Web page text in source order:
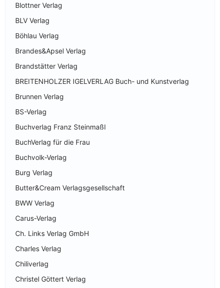
Blottner Verlag
BLV Verlag
Böhlau Verlag
Brandes&Apsel Verlag
Brandstätter Verlag
BREITENHOLZER IGELVERLAG Buch- und Kunstverlag
Brunnen Verlag
BS-Verlag
Buchverlag Franz Steinmaßl
BuchVerlag für die Frau
Buchvolk-Verlag
Burg Verlag
Butter&Cream Verlagsgesellschaft
BWW Verlag
Carus-Verlag
Ch. Links Verlag GmbH
Charles Verlag
Chiliverlag
Christel Göttert Verlag